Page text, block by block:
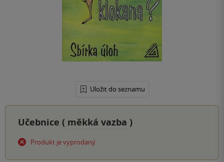
Uložit do seznamu
Učebnice ( měkká vazba )
Produkt je vyprodaný.